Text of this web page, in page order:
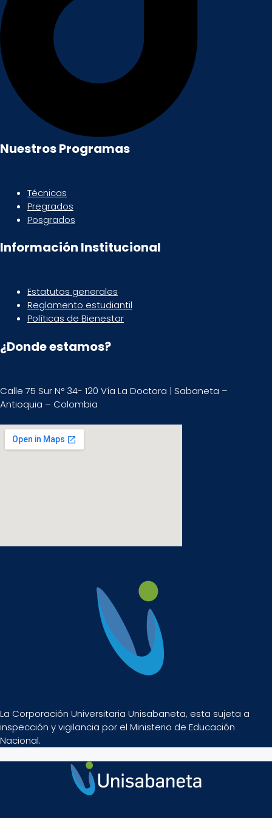
Nuestros Programas
Técnicas
Pregrados
Posgrados
Información Institucional
Estatutos generales
Reglamento estudiantil
Políticas de Bienestar
¿Donde estamos?
Calle 75 Sur N° 34- 120 Vía La Doctora | Sabaneta –
Antioquia – Colombia
La Corporación Universitaria Unisabaneta, esta sujeta a
inspección y vigilancia por el Ministerio de Educación
Nacional.